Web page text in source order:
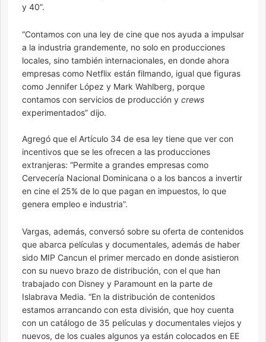
y 40”.
“Contamos con una ley de cine que nos ayuda a impulsar
a la industria grandemente, no solo en producciones
locales, sino también internacionales, en donde ahora
empresas como Netflix están filmando, igual que figuras
como Jennifer López y Mark Wahlberg, porque
contamos con servicios de producción y crews
experimentados” dijo.
Agregó que el Artículo 34 de esa ley tiene que ver con
incentivos que se les ofrecen a las producciones
extranjeras: “Permite a grandes empresas como
Cervecería Nacional Dominicana o a los bancos a invertir
en cine el 25% de lo que pagan en impuestos, lo que
genera empleo e industria”.
Vargas, además, conversó sobre su oferta de contenidos
que abarca películas y documentales, además de haber
sido MIP Cancun el primer mercado en donde asistieron
con su nuevo brazo de distribución, con el que han
trabajado con Disney y Paramount en la parte de
Islabrava Media. “En la distribución de contenidos
estamos arrancando con esta división, que hoy cuenta
con un catálogo de 35 películas y documentales viejos y
nuevos, de los cuales algunos ya están colocados en EE